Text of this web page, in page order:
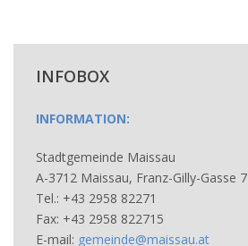
INFOBOX
INFORMATION:
Stadtgemeinde Maissau
A-3712 Maissau, Franz-Gilly-Gasse 7
Tel.: +43 2958 82271
Fax: +43 2958 822715
E-mail: gemeinde@maissau.at